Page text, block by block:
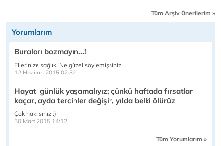
Tüm Arşiv Önerilerim »
Yorumlarım
Buraları bozmayın...!
Ellerinize sağlık. Ne güzel söylemişsiniz
12 Haziran 2015 02:32
Hayatı günlük yaşamalıyız; çünkü haftada fırsatlar
kaçar, ayda tercihler değişir, yılda belki ölürüz
Çok haklısınız :)
30 Mart 2015 14:12
Tüm Yorumlarım »